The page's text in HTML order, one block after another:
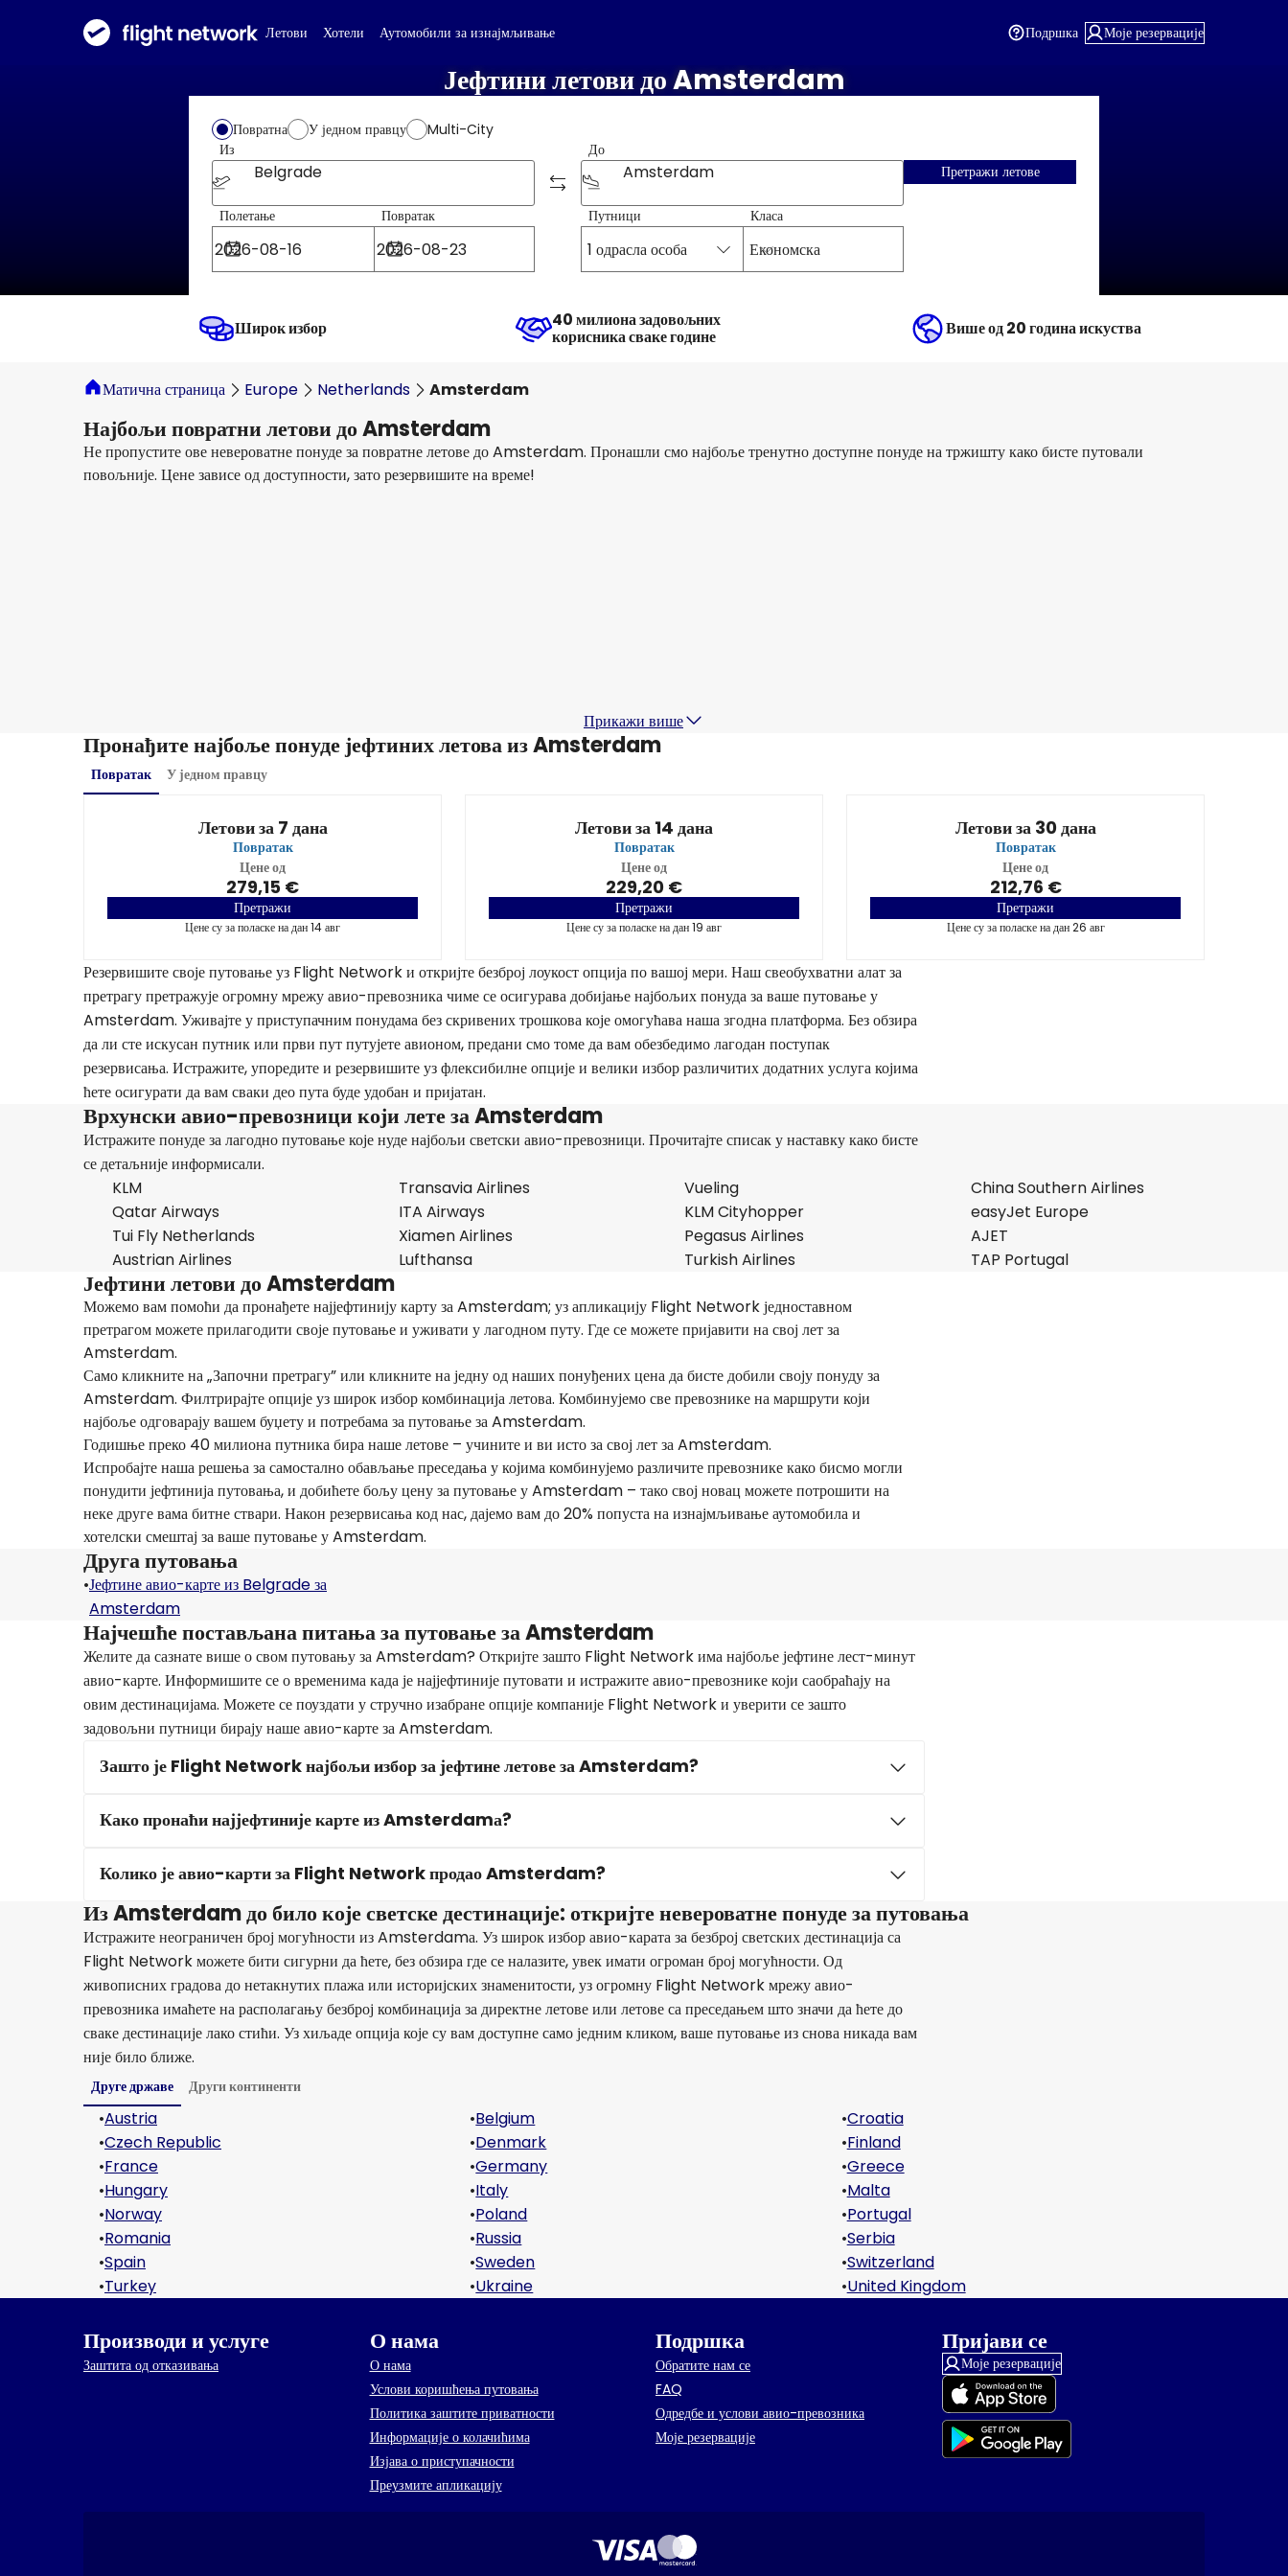
Летови Хотели Аутомобили за изнајмљивање Подршка Моје резервације
Јефтини летови до Amsterdam
Повратна У једном правцу
Multi-City
Из
Belgrade
До
Amsterdam
Полетање Повратак Путници
1 одрасла особа
Класа
Економска
Претражи летове
Широк избор 40 милиона задовољних
корисника сваке године Више од 20 година искуства
Матична страница Europe Netherlands Amsterdam
Најбољи повратни летови до Amsterdam
Не пропустите ове невероватне понуде за повратне летове до Amsterdam. Пронашли смо најбоље тренутно доступне понуде на тржишту како бисте путовали
повољније. Цене зависе од доступности, зато резервишите на време!
Прикажи више
Пронађите најбоље понуде јефтиних летова из Amsterdam
Повратак У једном правцу
Летови за 7 дана
Повратак
Цене од
279,15 €
Претражи
Цене су за поласке на дан 14 авг
Летови за 14 дана
Повратак
Цене од
229,20 €
Претражи
Цене су за поласке на дан 19 авг
Летови за 30 дана
Повратак
Цене од
212,76 €
Претражи
Цене су за поласке на дан 26 авг
Резервишите своје путовање уз Flight Network и откријте безброј лоукост опција по вашој мери. Наш свеобухватни алат за
претрагу претражује огромну мрежу авио-превозника чиме се осигурава добијање најбољих понуда за ваше путовање у
Amsterdam. Уживајте у приступачним понудама без скривених трошкова које омогућава наша згодна платформа. Без обзира
да ли сте искусан путник или први пут путујете авионом, предани смо томе да вам обезбедимо лагодан поступак
резервисања. Истражите, упоредите и резервишите уз флексибилне опције и велики избор различитих додатних услуга којима
ћете осигурати да вам сваки део пута буде удобан и пријатан.
Врхунски авио-превозници који лете за Amsterdam
Истражите понуде за лагодно путовање које нуде најбољи светски авио-превозници. Прочитајте списак у наставку како бисте
се детаљније информисали.
KLM
Transavia Airlines Vueling
China Southern Airlines
Qatar Airways
ITA Airways KLM Cityhopper
easyJet Europe
Tui Fly Netherlands
Xiamen Airlines Pegasus Airlines
AJET
Austrian Airlines
Lufthansa Turkish Airlines TAP Portugal
Јефтини летови до Amsterdam
Можемо вам помоћи да пронађете најјефтинију карту за Amsterdam; уз апликацију Flight Network једноставном
претрагом можете прилагодити своје путовање и уживати у лагодном путу. Где се можете пријавити на свој лет за
Amsterdam.
Само кликните на „Започни претрагу” или кликните на једну од наших понуђених цена да бисте добили своју понуду за
Amsterdam. Филтрирајте опције уз широк избор комбинација летова. Комбинујемо све превознике на маршрути који
најбоље одговарају вашем буџету и потребама за путовање за Amsterdam.
Годишње преко 40 милиона путника бира наше летове – учините и ви исто за свој лет за Amsterdam.
Испробајте наша решења за самостално обављање преседања у којима комбинујемо различите превознике како бисмо могли
понудити јефтинија путовања, и добићете бољу цену за путовање у Amsterdam – тако свој новац можете потрошити на
неке друге вама битне ствари. Након резервисања код нас, дајемо вам до 20% попуста на изнајмљивање аутомобила и
хотелски смештај за ваше путовање у Amsterdam.
Друга путовања
•Јефтине авио-карте из Belgrade за
Amsterdam
Најчешће постављана питања за путовање за Amsterdam
Желите да сазнате више о свом путовању за Amsterdam? Откријте зашто Flight Network има најбоље јефтине лест-минут
авио-карте. Информишите се о временима када је најјефтиније путовати и истражите авио-превознике који саобраћају на
овим дестинацијама. Можете се поуздати у стручно изабране опције компаније Flight Network и уверити се зашто
задовољни путници бирају наше авио-карте за Amsterdam.
Зашто је Flight Network најбољи избор за јефтине летове за Amsterdam?
Како пронаћи најјефтиније карте из Amsterdamа?
Колико је авио-карти за Flight Network продао Amsterdam?
Из Amsterdam до било које светске дестинације: откријте невероватне понуде за путовања
Истражите неограничен број могућности из Amsterdamа. Уз широк избор авио-карата за безброј светских дестинација са
Flight Network можете бити сигурни да ћете, без обзира где се налазите, увек имати огроман број могућности. Од
живописних градова до нетакнутих плажа или историјских знаменитости, уз огромну Flight Network мрежу авио-
превозника имаћете на располагању безброј комбинација за директне летове или летове са преседањем што значи да ћете до
сваке дестинације лако стићи. Уз хиљаде опција које су вам доступне само једним кликом, ваше путовање из снова никада вам
није било ближе.
Друге државе Други континенти
•Austria •Belgium •Croatia
•Czech Republic •Denmark •Finland
•France •Germany •Greece
•Hungary •Italy •Malta
•Norway •Poland •Portugal
•Romania •Russia •Serbia
•Spain •Sweden •Switzerland
•Turkey •Ukraine •United Kingdom
Производи и услуге
Заштита од отказивања
О нама
О нама
Услови коришћења путовања
Политика заштите приватности
Информације о колачићима
Изјава о приступачности
Преузмите апликацију
Подршка
Обратите нам се
FAQ
Одредбе и услови авио-превозника
Моје резервације
Пријави се
Моје резервације